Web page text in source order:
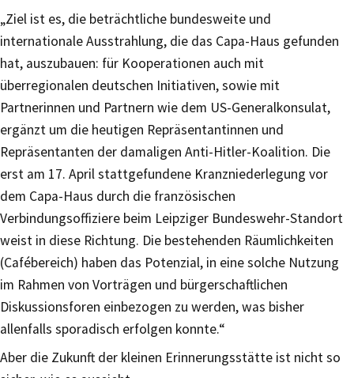
„Ziel ist es, die beträchtliche bundesweite und
internationale Ausstrahlung, die das Capa-Haus gefunden
hat, auszubauen: für Kooperationen auch mit
überregionalen deutschen Initiativen, sowie mit
Partnerinnen und Partnern wie dem US-Generalkonsulat,
ergänzt um die heutigen Repräsentantinnen und
Repräsentanten der damaligen Anti-Hitler-Koalition. Die
erst am 17. April stattgefundene Kranzniederlegung vor
dem Capa-Haus durch die französischen
Verbindungsoffiziere beim Leipziger Bundeswehr-Standort
weist in diese Richtung. Die bestehenden Räumlichkeiten
(Cafébereich) haben das Potenzial, in eine solche Nutzung
im Rahmen von Vorträgen und bürgerschaftlichen
Diskussionsforen einbezogen zu werden, was bisher
allenfalls sporadisch erfolgen konnte.“
Aber die Zukunft der kleinen Erinnerungsstätte ist nicht so